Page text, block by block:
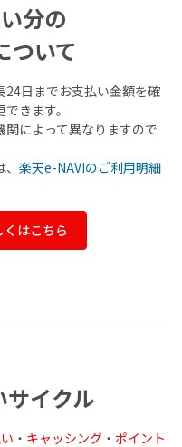
分の
ついて
24日までお支払い金額を確
きます。
によって異なりますので
楽天e-NAVIのご利用明細
はこちら
イクル
・ キャッシング ・ ポイント